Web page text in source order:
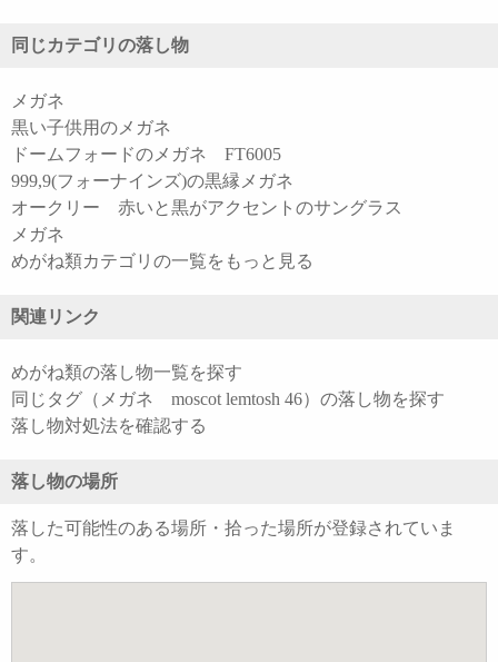
同じカテゴリの落し物
メガネ
黒い子供用のメガネ
ドームフォードのメガネ FT6005
999,9(フォーナインズ)の黒縁メガネ
オークリー 赤いと黒がアクセントのサングラス
メガネ
めがね類カテゴリの一覧をもっと見る
関連リンク
めがね類の落し物一覧を探す
同じタグ（メガネ moscot lemtosh 46）の落し物を探す
落し物対処法を確認する
落し物の場所
落した可能性のある場所・拾った場所が登録されていま
す。